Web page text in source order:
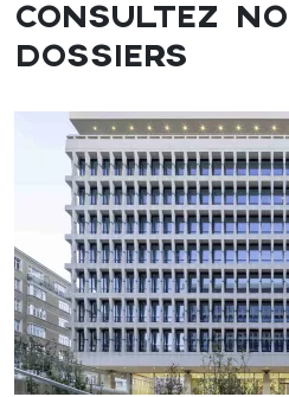
CONSULTEZ
DOSSIERS